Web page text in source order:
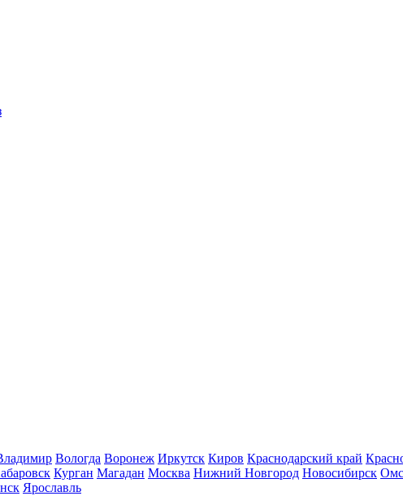
Вологда Воронеж Иркутск Киров Краснодарский край
Курган Магадан Москва Нижний Новгород Новосибирск
Ярославль